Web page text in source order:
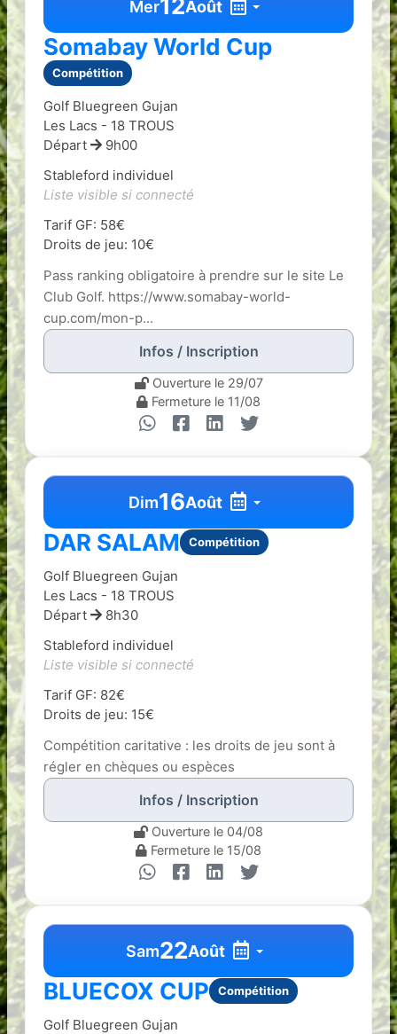
Mer12Août
Somabay World Cup
Compétition
Golf Bluegreen Gujan
Les Lacs - 18 TROUS
Départ
9h00
Stableford individuel
Liste visible si connecté
Tarif GF: 58€
Droits de jeu: 10€
Pass ranking obligatoire à prendre sur le site Le
Club Golf. https://www.somabay-world-
cup.com/mon-p...
Infos / Inscription
Ouverture le 29/07
Fermeture le 11/08
Dim16Août
DAR SALAM Compétition
Golf Bluegreen Gujan
Les Lacs - 18 TROUS
Départ
8h30
Stableford individuel
Liste visible si connecté
Tarif GF: 82€
Droits de jeu: 15€
Compétition caritative : les droits de jeu sont à
régler en chèques ou espèces
Infos / Inscription
Ouverture le 04/08
Fermeture le 15/08
Sam22Août
BLUECOX CUP Compétition
Golf Bluegreen Gujan